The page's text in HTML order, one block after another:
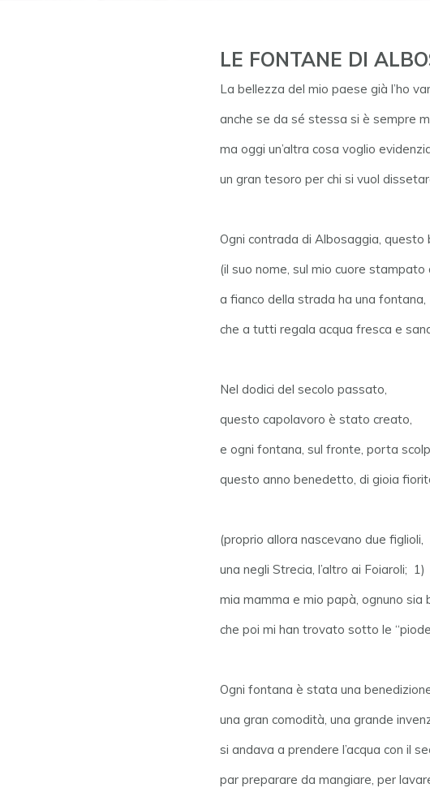
LE FONTANE DI
La bellezza del mio paese già l’ho
anche se da sé stessa si è sempre
ma oggi un’altra cosa voglio
un gran tesoro per chi si vuol
Ogni contrada di Albosaggia, questo
(il suo nome, sul mio cuore stampato
a fianco della strada ha una fontana,
che a tutti regala acqua fresca e
Nel dodici del secolo passato,
questo capolavoro è stato creato,
e ogni fontana, sul fronte, porta
questo anno benedetto, di gioia
(proprio allora nascevano due figlioli,
una negli Strecia, l’altro ai Foiaroli; 1)
mia mamma e mio papà, ognuno sia
che poi mi han trovato sotto le
Ogni fontana è stata una
una gran comodità, una grande
si andava a prendere l’acqua con il
par preparare da mangiare, per